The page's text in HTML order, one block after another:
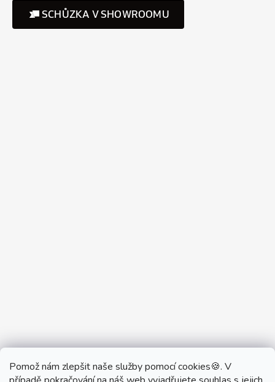
Pomož nám zlepšit naše služby pomocí cookies🍪. V
SCHŮZKA V SHOWROOMU
Partner Showroom MONOBRAND